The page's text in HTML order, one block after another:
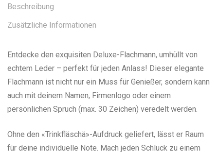
Beschreibung
Zusätzliche Informationen
Entdecke den exquisiten Deluxe-Flachmann, umhüllt von
echtem Leder – perfekt für jeden Anlass! Dieser elegante
Flachmann ist nicht nur ein Muss für Genießer, sondern kann
auch mit deinem Namen, Firmenlogo oder einem
persönlichen Spruch (max. 30 Zeichen) veredelt werden.
Ohne den «Trinkfläschä»-Aufdruck geliefert, lässt er Raum
für deine individuelle Note. Mach jeden Schluck zu einem